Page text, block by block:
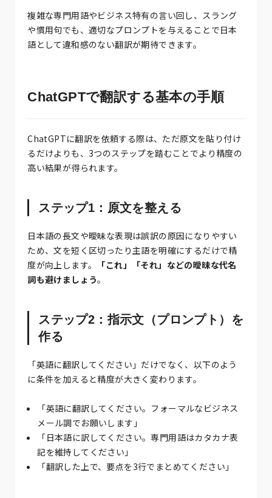
複雑な専門用語やビジネス特有の言い回し、スラング
や慣用句でも、適切なプロンプトを与えることで日本
語として違和感のない翻訳が期待できます。
ChatGPTで翻訳する基本の手順
ChatGPTに翻訳を依頼する際は、ただ原文を貼り付け
るだけよりも、3つのステップを踏むことでより精度の
高い結果が得られます。
ステップ1：原文を整える
日本語の長文や曖昧な表現は誤訳の原因になりやすい
ため、文を短く区切ったり主語を明確にするだけで精
度が向上します。
「これ」「それ」などの曖昧な代名
詞も避けましょう。
ステップ2：指示文（プロンプト）を
作る
「英語に翻訳してください」だけでなく、以下のよう
に条件を加えると精度が大きく変わります。
「英語に翻訳してください。フォーマルなビジネス
メール調でお願いします」
「日本語に訳してください。専門用語はカタカナ表
記を維持してください」
「翻訳した上で、要点を3行でまとめてください」